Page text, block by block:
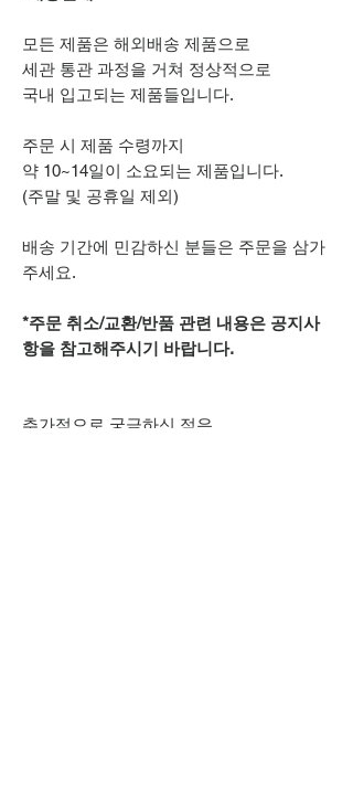
모든 제품은 해외배송 제품으로
세관 통관 과정을 거쳐 정상적으로
국내 입고되는 제품들입니다.
주문 시 제품 수령까지
약 10~14일이 소요되는 제품입니다.
(주말 및 공휴일 제외)
배송 기간에 민감하신 분들은 주문을 삼가
주세요.
*주문 취소/교환/반품 관련 내용은 공지사
항을 참고해주시기 바랍니다.
추가적으로 궁금하신 점은